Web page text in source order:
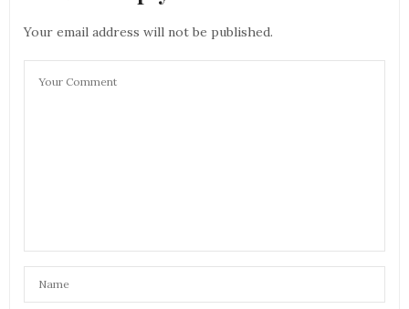
Your email address will not be published.